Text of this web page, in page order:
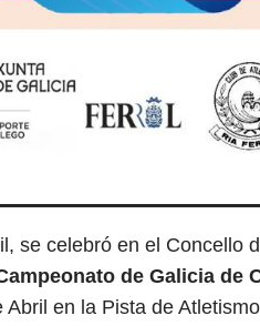
se celebró en el Concello
de Galicia de
Abril en la Pista de